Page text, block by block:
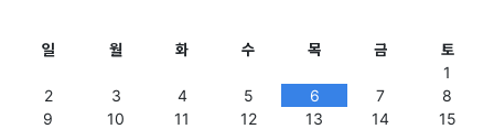
일 월 화 수 목 금
토
1
2
3 4 5 6 7
8
9
10 11 12 13 14
15